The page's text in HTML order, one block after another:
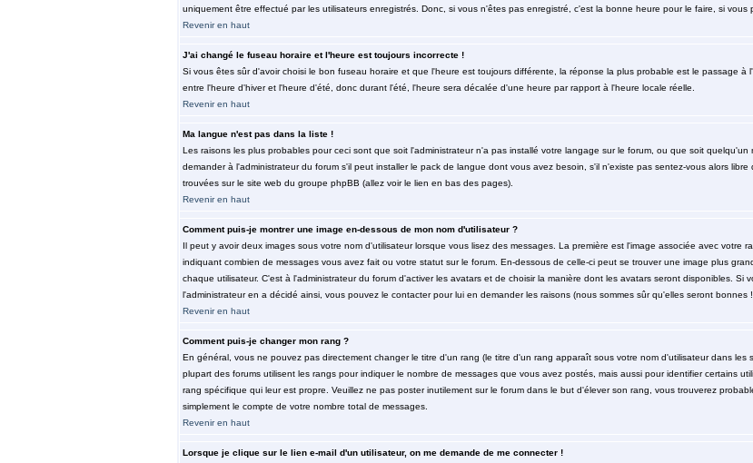
uniquement être effectué par les utilisateurs enregistrés. Donc, si vous n'êtes pas enregistré, c'est la bonne heure pour le faire, si vous
Revenir en haut
J'ai changé le fuseau horaire et l'heure est toujours incorrecte !
Si vous êtes sûr d'avoir choisi le bon fuseau horaire et que l'heure est toujours différente, la réponse la plus probable est le passage
entre l'heure d'hiver et l'heure d'été, donc durant l'été, l'heure sera décalée d'une heure par rapport à l'heure locale réelle.
Revenir en haut
Ma langue n'est pas dans la liste !
Les raisons les plus probables pour ceci sont que soit l'administrateur n'a pas installé votre langage sur le forum, ou que soit
demander à l'administrateur du forum s'il peut installer le pack de langue dont vous avez besoin, s'il n'existe pas sentez-vous alors
trouvées sur le site web du groupe phpBB (allez voir le lien en bas des pages).
Revenir en haut
Comment puis-je montrer une image en-dessous de mon nom d'utilisateur ?
Il peut y avoir deux images sous votre nom d'utilisateur lorsque vous lisez des messages. La première est l'image associée avec votre
indiquant combien de messages vous avez fait ou votre statut sur le forum. En-dessous de celle-ci peut se trouver une image plus
chaque utilisateur. C'est à l'administrateur du forum d'activer les avatars et de choisir la manière dont les avatars seront disponibles. Si
l'administrateur en a décidé ainsi, vous pouvez le contacter pour lui en demander les raisons (nous sommes sûr qu'elles seront bonnes
Revenir en haut
Comment puis-je changer mon rang ?
En général, vous ne pouvez pas directement changer le titre d'un rang (le titre d'un rang apparaît sous votre nom d'utilisateur dans les
plupart des forums utilisent les rangs pour indiquer le nombre de messages que vous avez postés, mais aussi pour identifier certains
rang spécifique qui leur est propre. Veuillez ne pas poster inutilement sur le forum dans le but d'élever son rang, vous trouverez
simplement le compte de votre nombre total de messages.
Revenir en haut
Lorsque je clique sur le lien e-mail d'un utilisateur, on me demande de me connecter !